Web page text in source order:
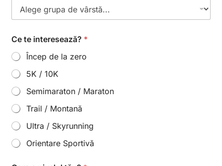
Ce te interesează? *
Încep de la zero
5K / 10K
Semimaraton / Maraton
Trail / Montană
Ultra / Skyrunning
Orientare Sportivă